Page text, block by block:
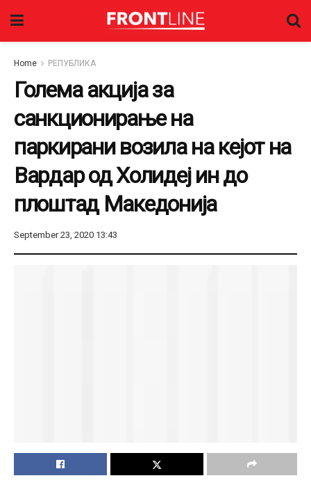
Home РЕПУБЛИКА
Голема акција за
санкционирање на
паркирани возила на кејот на
Вардар од Холидеј ин до
плоштад Македонија
September 23, 2020 13:43